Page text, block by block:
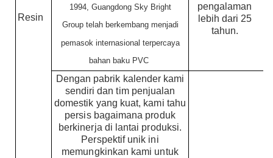
Resin
1994, Guangdong Sky Bright
Group telah berkembang menjadi
pemasok internasional terpercaya
bahan baku PVC
pengalaman
lebih dari 25
tahun.
Dengan pabrik kalender kami
sendiri dan tim penjualan
domestik yang kuat, kami tahu
persis bagaimana produk
berkinerja di lantai produksi.
Perspektif unik ini
memungkinkan kami untuk